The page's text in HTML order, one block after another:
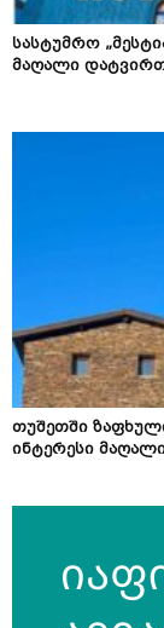
სასტუმრო
მაღალი
თუშეთში
ინტერესი